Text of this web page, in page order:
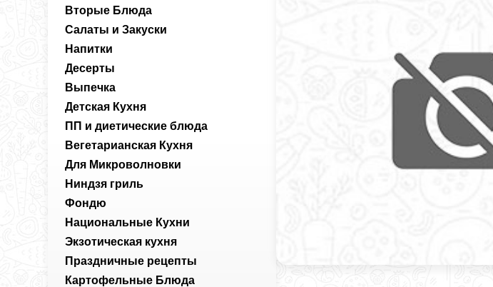
Вторые Блюда
Салаты и Закуски
Напитки
Десерты
Выпечка
Детская Кухня
ПП и диетические блюда
Вегетарианская Кухня
Для Микроволновки
Ниндзя гриль
Фондю
Национальные Кухни
Экзотическая кухня
Праздничные рецепты
Картофельные Блюда